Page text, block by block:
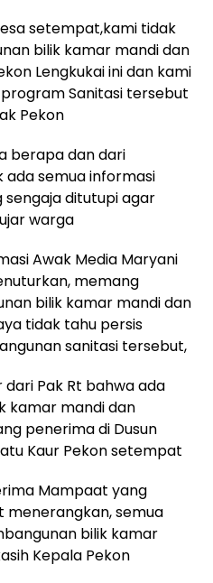
setempat,kami tidak
bilik kamar mandi dan
Lengkukai ini dan kami
Sanitasi tersebut
Pekon
berapa dan dari
semua informasi
ditutupi agar
warga
Awak Media Maryani
memang
bilik kamar mandi dan
tidak tahu persis
sanitasi tersebut,
Pak Rt bahwa ada
kamar mandi dan
penerima di Dusun
Kaur Pekon setempat
Mampaat yang
menerangkan, semua
bilik kamar
Kepala Pekon